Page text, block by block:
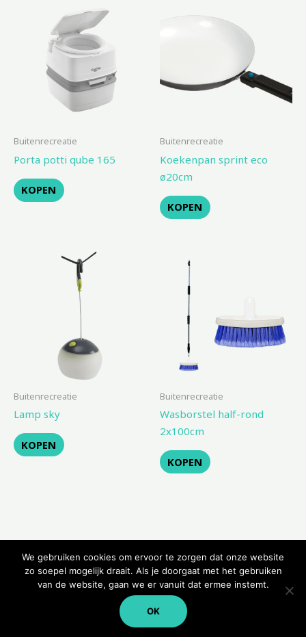
Buitenrecreatie
Porta potti qube 165
KOPEN
Buitenrecreatie
Koekenpan sprint eco
ø20cm
KOPEN
Buitenrecreatie
Lamp sky
KOPEN
Buitenrecreatie
Wasborstel half-rond
2x100cm
KOPEN
Copyright © 2026 Kampeerwinkeltje
We gebruiken cookies om ervoor te zorgen dat onze website
zo soepel mogelijk draait. Als je doorgaat met het gebruiken
van de website, gaan we er vanuit dat ermee instemt.
OK